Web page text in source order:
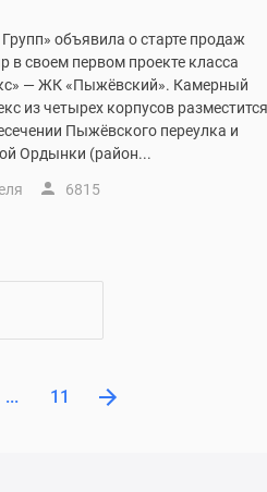
Групп» объявила о старте продаж
в своем первом проекте класса
— ЖК «Пыжёвский». Камерный
из четырех корпусов разместится
Пыжёвского переулка и
Ордынки (район...
6815
... 11